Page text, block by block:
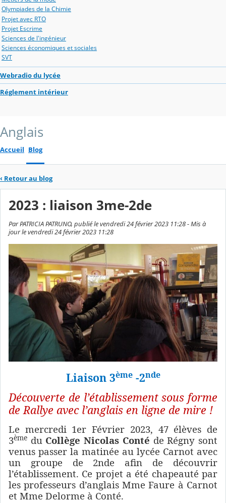
Olympiades de la Chimie
Projet avec RTO
Projet Escrime
Sciences de l'ingénieur
Sciences économiques et sociales
SVT
Webradio du lycée
Réglement intérieur
Anglais
Accueil Blog
‹ Retour au blog
2023 : liaison 3me-2de
Par PATRICIA PATRUNO, publié le vendredi 24 février 2023 11:28 - Mis à
jour le vendredi 24 février 2023 11:28
Liaison 3ème-2nde
Découverte de l’établissement sous forme
de Rallye avec l’anglais en ligne de mire !
Le mercredi 1er Février 2023, 47 élèves de
3ème du Collège Nicolas Conté de Régny sont
venus passer la matinée au lycée Carnot avec
un groupe de 2nde afin de découvrir
l’établissement. Ce projet a été chapeauté par
les professeurs d’anglais Mme Faure à Carnot
et Mme Delorme à Conté.